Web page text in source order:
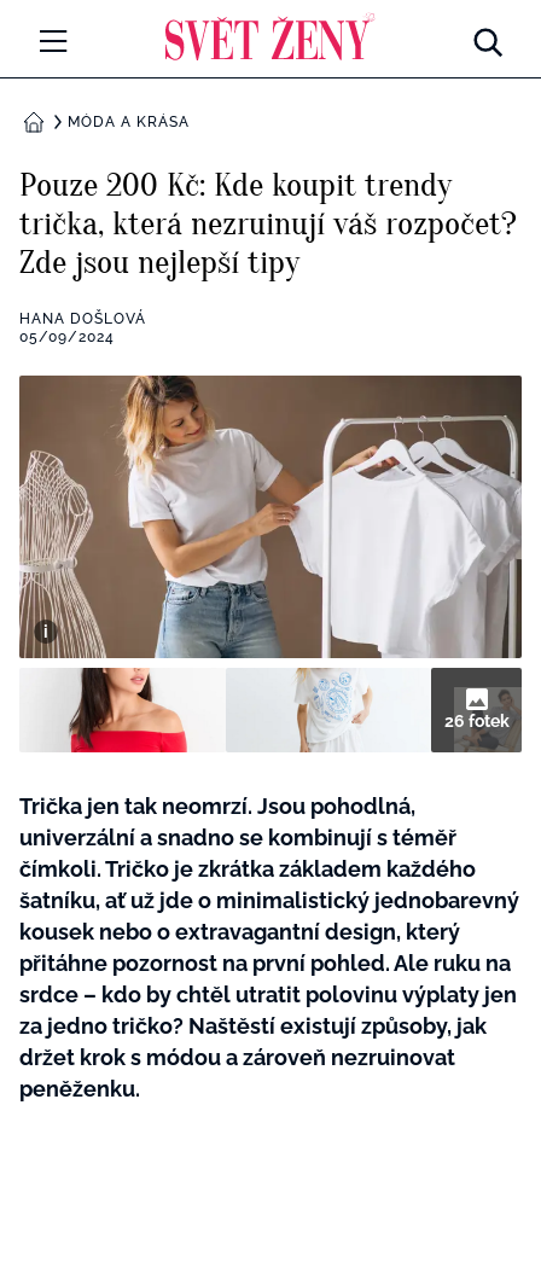
Všechny kategorie
Rozhovory
RETROHUBKY
Všechny kategorie
Seberozvoj
Všechny kategorie
Životní styl
Všechny kategorie
Testy a kvízy
BYDLENÍ
Všechny kategorie
Tvoření
Rady a tipy
BurdaMedia
Extra
SVĚT ŽENY - 599 KČ
ROČNÍ PŘEDPLATNÉ SVĚT ŽENY +
SADA PRODUKTŮ MANA (10 ks)
DOMŮMÓDA A KRÁSA
Pouze 200 Kč: Kde koupit trendy
trička, která nezruinují váš rozpočet?
Zde jsou nejlepší tipy
HANA DOŠLOVÁ
05/09/2024
26 fotek
Trička jen tak neomrzí. Jsou pohodlná,
univerzální a snadno se kombinují s téměř
čímkoli. Tričko je zkrátka základem každého
šatníku, ať už jde o minimalistický jednobarevný
kousek nebo o extravagantní design, který
přitáhne pozornost na první pohled. Ale ruku na
srdce – kdo by chtěl utratit polovinu výplaty jen
za jedno tričko? Naštěstí existují způsoby, jak
držet krok s módou a zároveň nezruinovat
peněženku.